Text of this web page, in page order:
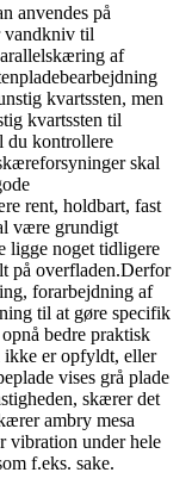
anvendes på
vandkniv til
af
kvartssten, men
kvartssten til
du kontrollere
skal
rent, holdbart, fast
være grundigt
ligge noget tidligere
på overfladen.Derfor
forarbejdning af
til at gøre specifik
bedre praktisk
er opfyldt, eller
vises grå plade
skærer det
ambry mesa
vibration under hele
f.eks. sake.